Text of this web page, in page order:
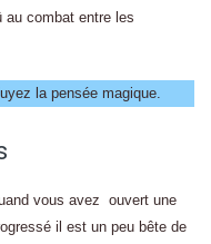
combat entre les
la pensée magique.
vous avez ouvert une
il est un peu bête de